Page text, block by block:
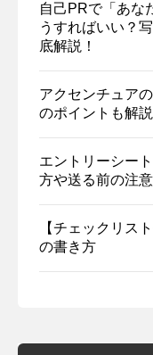
自己PRで「あな
うすればいい？
底解説！
アクセンチュア
のポイントも解説
エントリーシー
方や送る前の注
【チェックリス
の書き方